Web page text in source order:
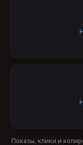
Показы, клики и